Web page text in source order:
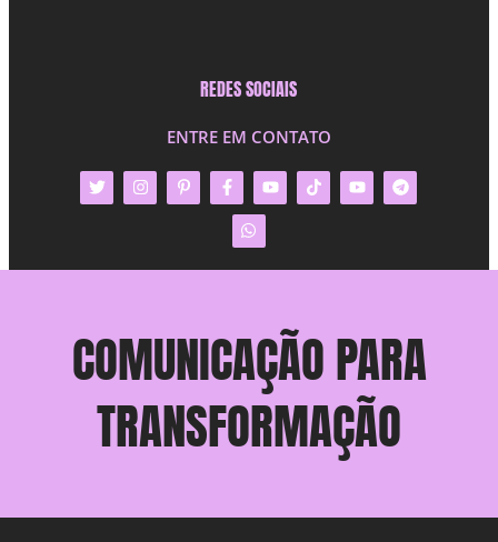
REDES SOCIAIS
ENTRE EM CONTATO
COMUNICAÇÃO PARA
TRANSFORMAÇÃO